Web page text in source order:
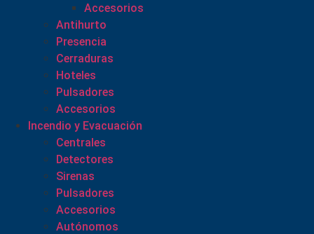
Accesorios
Antihurto
Presencia
Cerraduras
Hoteles
Pulsadores
Accesorios
Incendio y Evacuación
Centrales
Detectores
Sirenas
Pulsadores
Accesorios
Autónomos